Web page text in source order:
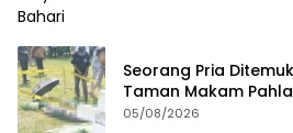
Seorang Pria
Taman Makam
05/08/2026